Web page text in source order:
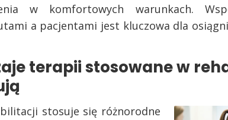
w komfortowych warunkach.
a pacjentami jest kluczowa dla
terapii stosowane w
stosuje się różnorodne